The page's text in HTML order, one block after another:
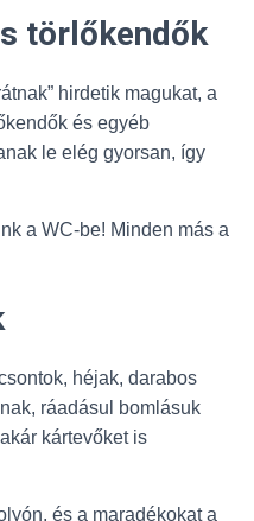
törlőkendők
hirdetik magukat, a
és egyéb
le elég gyorsan, így
a WC-be! Minden más a
héjak, darabos
ráadásul bomlásuk
kártevőket is
és a maradékokat a